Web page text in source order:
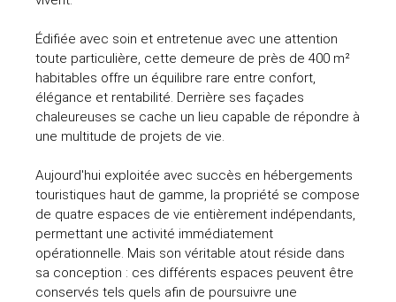
Édifiée avec soin et entretenue avec une attention
toute particulière, cette demeure de près de 400 m²
habitables offre un équilibre rare entre confort,
élégance et rentabilité. Derrière ses façades
chaleureuses se cache un lieu capable de répondre à
une multitude de projets de vie.
Aujourd'hui exploitée avec succès en hébergements
touristiques haut de gamme, la propriété se compose
de quatre espaces de vie entièrement indépendants,
permettant une activité immédiatement
opérationnelle. Mais son véritable atout réside dans
sa conception : ces différents espaces peuvent être
conservés tels quels afin de poursuivre une